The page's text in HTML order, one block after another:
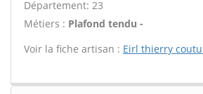
Département: 23
Métiers : Plafond tendu -
Voir la fiche artisan : Eirl thierry